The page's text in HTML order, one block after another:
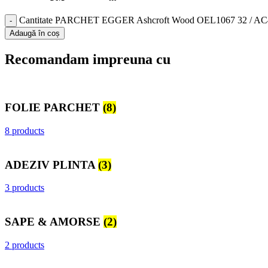
Cantitate PARCHET EGGER Ashcroft Wood OEL1067 32 /
Adaugă în coș
Recomandam impreuna cu
FOLIE PARCHET (8)
8 products
ADEZIV PLINTA (3)
3 products
SAPE & AMORSE (2)
2 products